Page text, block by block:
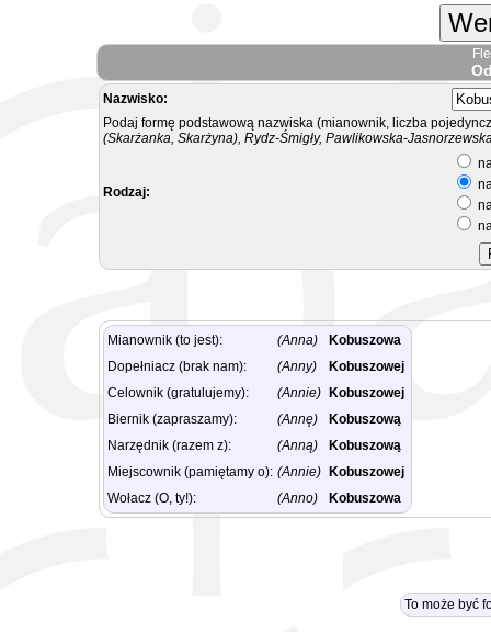
Nazwisko:
Podaj formę podstawową nazwiska (mianownik, liczba
(Skarżanka, Skarżyna), Rydz-Śmigły, Pawlikowska-
Rodzaj:
Mianownik (to jest): (Anna)
Kobuszowa
Dopełniacz (brak nam):
(Anny)
Kobuszowej
Celownik (gratulujemy):
(Annie)
Kobuszowej
Biernik (zapraszamy):
(Annę)
Kobuszową
Narzędnik (razem z):
(Anną)
Kobuszową
Miejscownik (pamiętamy o): (Annie)
Kobuszowej
Wołacz (O, ty!):
(Anno) Kobuszowa
To może być